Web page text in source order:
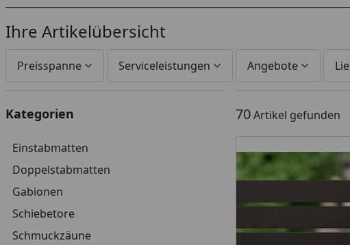
Ihre Artikelübersicht
Preisspanne Serviceleistungen Angebote
Kategorien
Einstabmatten
Doppelstabmatten
Gabionen
Schiebetore
Schmuckzäune
70Artikel gefunden